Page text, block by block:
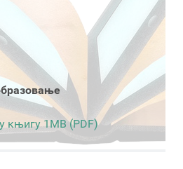
књигу 1MB (PDF)